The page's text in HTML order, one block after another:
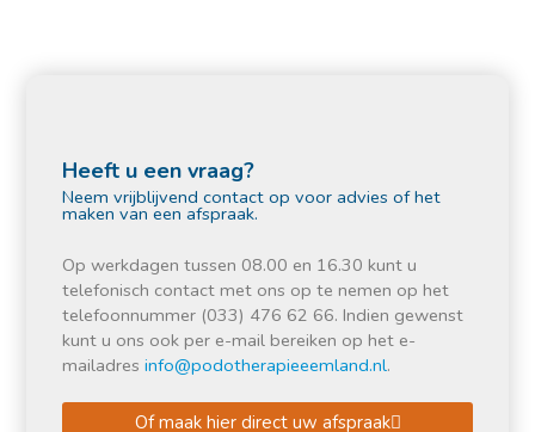
Heeft u een vraag?
Neem vrijblijvend contact op voor advies of het
maken van een afspraak.
Op werkdagen tussen 08.00 en 16.30 kunt u
telefonisch contact met ons op te nemen op het
telefoonnummer (033) 476 62 66. Indien gewenst
kunt u ons ook per e-mail bereiken op het e-
mailadresinfo@podotherapieeemland.nl.
Of maak hier direct uw afspraak